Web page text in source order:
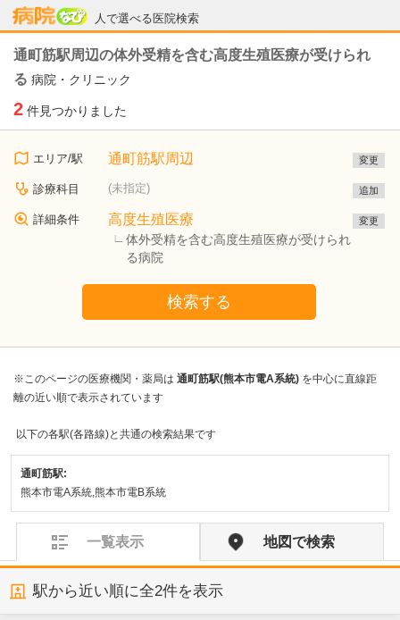
人で選べる医院検索
病院なび
通町筋駅周辺の体外受精を含む高度生殖医療が受けられ
る 病院・クリニック
2 件見つかりました
エリア/駅 通町筋駅周辺 変更
診療科目 (未指定) 追加
詳細条件 高度生殖医療
体外受精を含む高度生殖医療が受けられ
る病院
変更
検索する
※このページの医療機関・薬局は 通町筋駅(熊本市電A系統) を中心に直線距
離の近い順で表示されています
以下の各駅(各路線)と共通の検索結果です
通町筋駅:
熊本市電A系統,熊本市電B系統
一覧表示 地図で検索
駅から近い順に全2件を表示